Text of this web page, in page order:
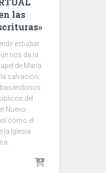
las
estudiar
nos da la
de María
salvación,
del
Nuevo
como el
la Iglesia